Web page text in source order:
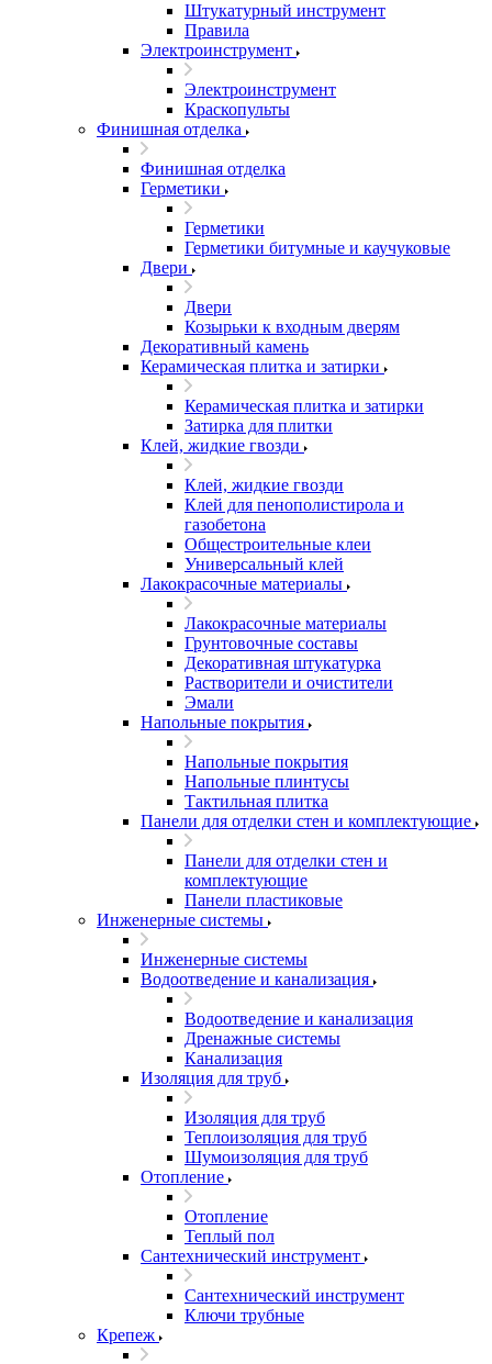
Штукатурный инструмент
Правила
Электроинструмент
Электроинструмент
Краскопульты
Финишная отделка
Финишная отделка
Герметики
Герметики
Герметики битумные и каучуковые
Двери
Двери
Козырьки к входным дверям
Декоративный камень
Керамическая плитка и затирки
Керамическая плитка и затирки
Затирка для плитки
Клей, жидкие гвозди
Клей, жидкие гвозди
Клей для пенополистирола и
газобетона
Общестроительные клеи
Универсальный клей
Лакокрасочные материалы
Лакокрасочные материалы
Грунтовочные составы
Декоративная штукатурка
Растворители и очистители
Эмали
Напольные покрытия
Напольные покрытия
Напольные плинтусы
Тактильная плитка
Панели для отделки стен и комплектующие
Панели для отделки стен и
комплектующие
Панели пластиковые
Инженерные системы
Инженерные системы
Водоотведение и канализация
Водоотведение и канализация
Дренажные системы
Канализация
Изоляция для труб
Изоляция для труб
Теплоизоляция для труб
Шумоизоляция для труб
Отопление
Отопление
Теплый пол
Сантехнический инструмент
Сантехнический инструмент
Ключи трубные
Крепеж